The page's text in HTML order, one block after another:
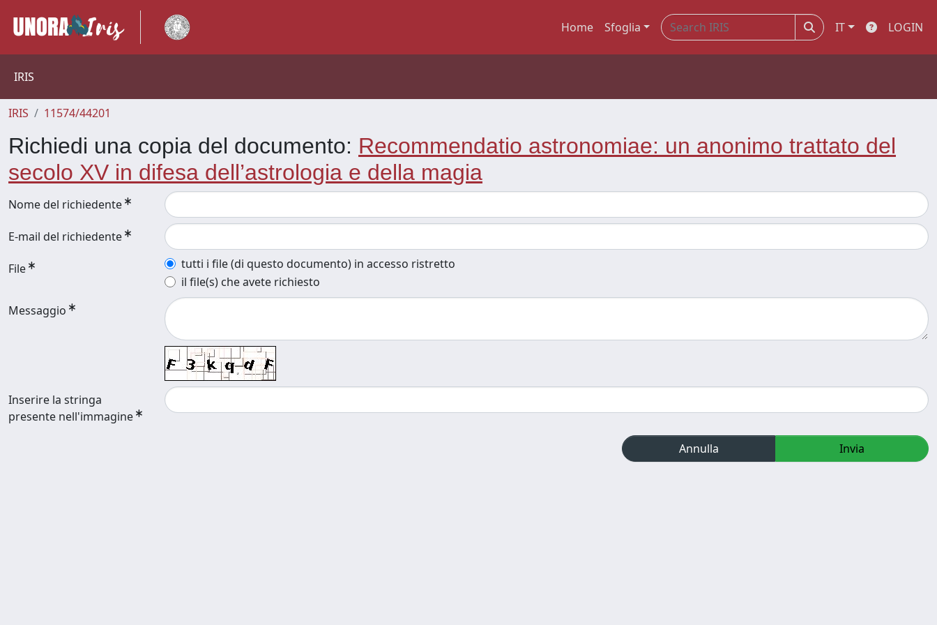
Home Sfoglia IT LOGIN
IRIS
IRIS 11574/44201
Richiedi una copia del documento: Recommendatio astronomiae: un anonimo trattato del
secolo XV in difesa dell’astrologia e della magia
Nome del richiedente
E-mail del richiedente
File
tutti i file (di questo documento) in accesso ristretto
il file(s) che avete richiesto
Messaggio
Inserire la stringa
presente nell'immagine
Annulla Invia